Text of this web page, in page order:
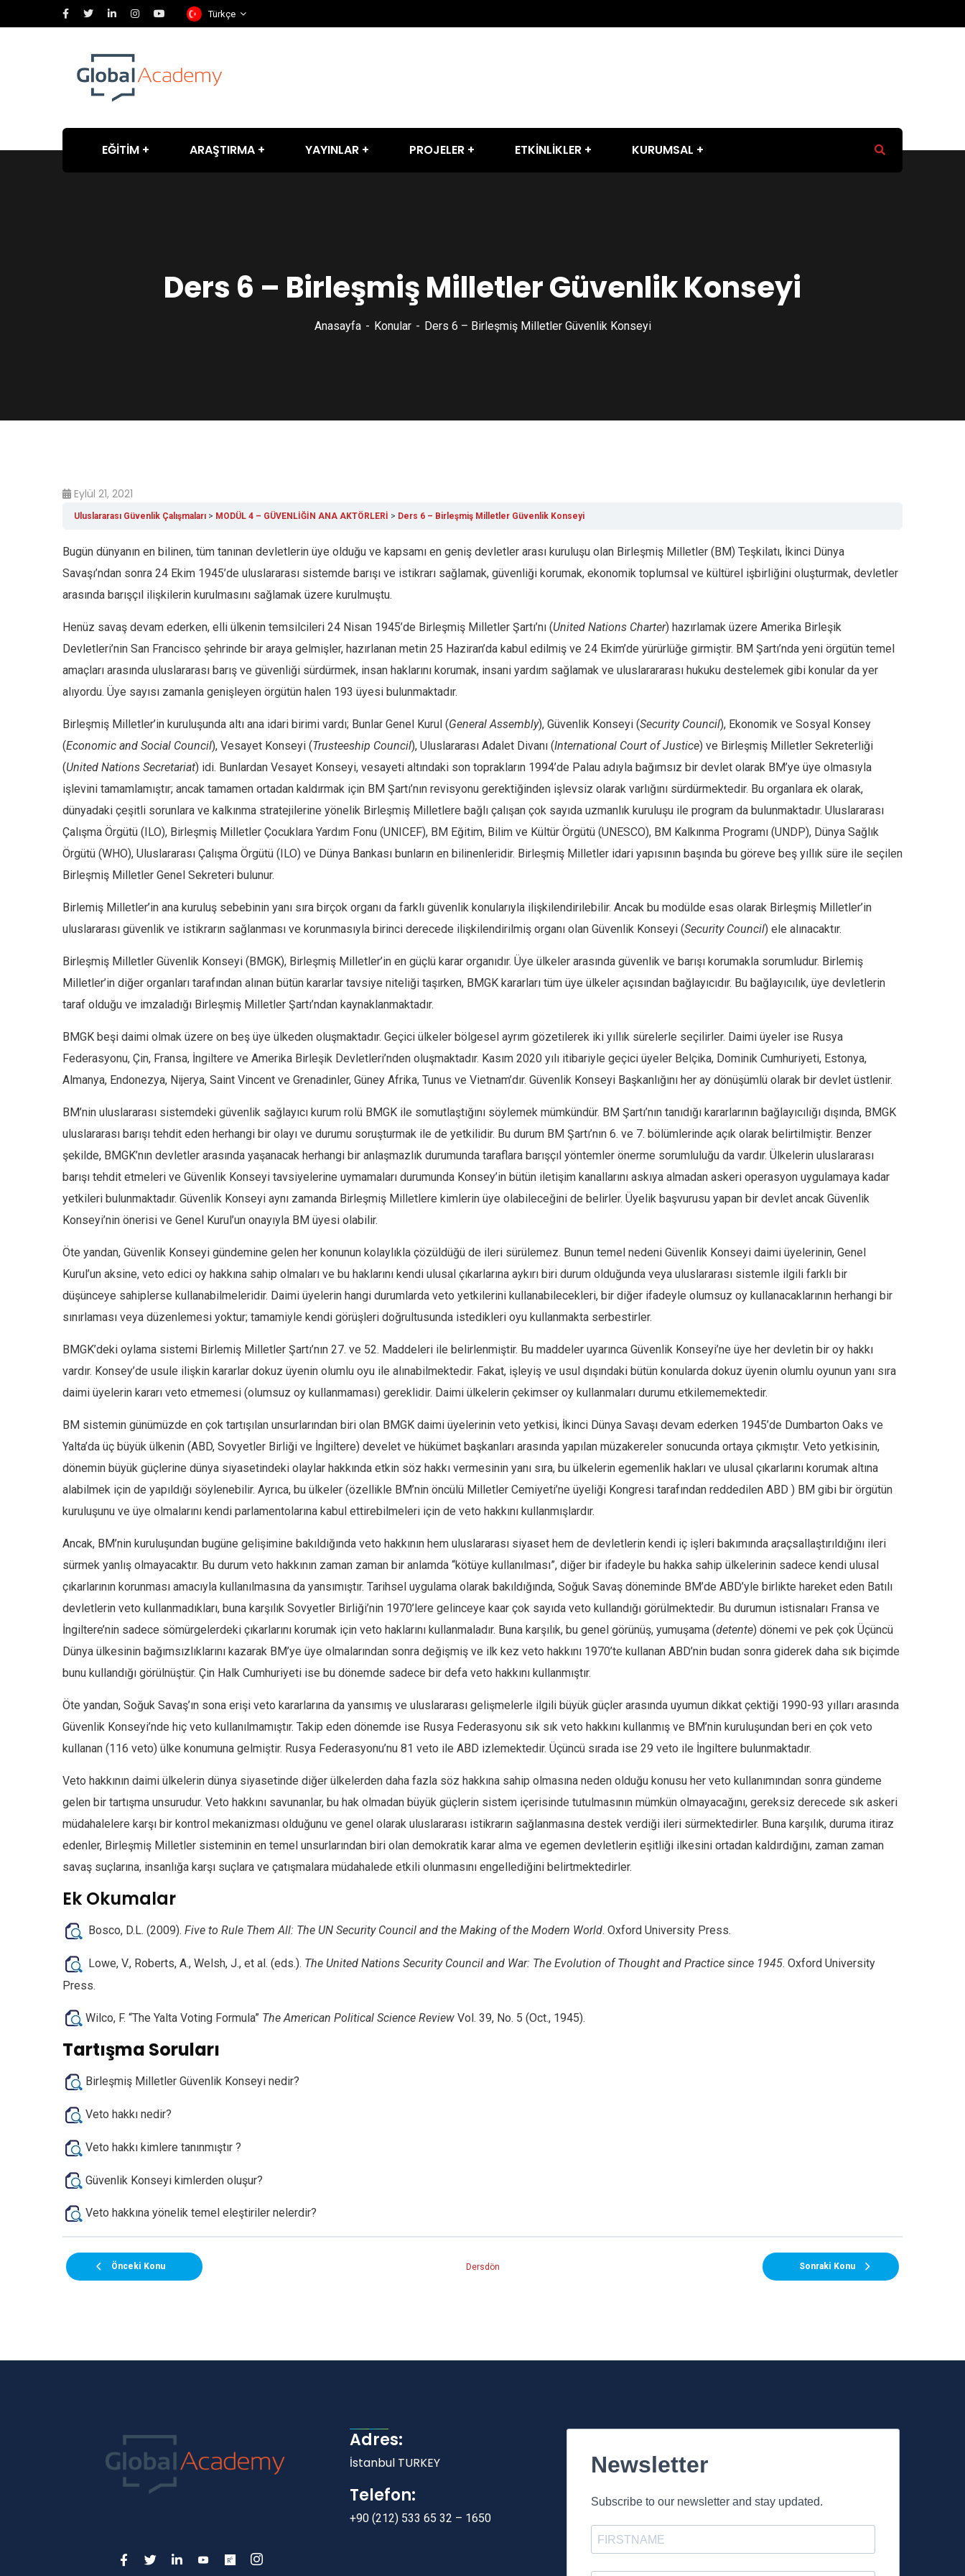
Türkçe
EĞİTİM ARAŞTIRMA YAYINLAR PROJELER ETKİNLİKLER KURUMSAL
Ders 6 – Birleşmiş Milletler Güvenlik Konseyi
Anasayfa Konular Ders 6 – Birleşmiş Milletler Güvenlik Konseyi
Eylül 21, 2021
Uluslararası Güvenlik Çalışmaları MODÜL 4 – GÜVENLİĞİN ANA AKTÖRLERİ Ders 6 – Birleşmiş Milletler Güvenlik Konseyi
Bugün dünyanın en bilinen, tüm tanınan devletlerin üye olduğu ve kapsamı en geniş devletler arası kuruluşu olan Birleşmiş Milletler (BM) Teşkilatı, İkinci Dünya
Savaşı’ndan sonra 24 Ekim 1945’de uluslararası sistemde barışı ve istikrarı sağlamak, güvenliği korumak, ekonomik toplumsal ve kültürel işbirliğini oluşturmak, devletler
arasında barışçıl ilişkilerin kurulmasını sağlamak üzere kurulmuştu.
Henüz savaş devam ederken, elli ülkenin temsilcileri 24 Nisan 1945’de Birleşmiş Milletler Şartı’nı (United Nations Charter) hazırlamak üzere Amerika Birleşik
Devletleri’nin San Francisco şehrinde bir araya gelmişler, hazırlanan metin 25 Haziran’da kabul edilmiş ve 24 Ekim’de yürürlüğe girmiştir. BM Şartı’nda yeni örgütün temel
amaçları arasında uluslararası barış ve güvenliği sürdürmek, insan haklarını korumak, insani yardım sağlamak ve uluslarararası hukuku destelemek gibi konular da yer
alıyordu. Üye sayısı zamanla genişleyen örgütün halen 193 üyesi bulunmaktadır.
Birleşmiş Milletler’in kuruluşunda altı ana idari birimi vardı; Bunlar Genel Kurul (General Assembly), Güvenlik Konseyi (Security Council), Ekonomik ve Sosyal Konsey
(Economic and Social Council), Vesayet Konseyi (Trusteeship Council), Uluslararası Adalet Divanı (International Court of Justice) ve Birleşmiş Milletler Sekreterliği
(United Nations Secretariat) idi. Bunlardan Vesayet Konseyi, vesayeti altındaki son toprakların 1994’de Palau adıyla bağımsız bir devlet olarak BM’ye üye olmasıyla
işlevini tamamlamıştır; ancak tamamen ortadan kaldırmak için BM Şartı’nın revisyonu gerektiğinden işlevsiz olarak varlığını sürdürmektedir. Bu organlara ek olarak,
dünyadaki çeşitli sorunlara ve kalkınma stratejilerine yönelik Birleşmiş Milletlere bağlı çalışan çok sayıda uzmanlık kuruluşu ile program da bulunmaktadır. Uluslararası
Çalışma Örgütü (ILO), Birleşmiş Milletler Çocuklara Yardım Fonu (UNICEF), BM Eğitim, Bilim ve Kültür Örgütü (UNESCO), BM Kalkınma Programı (UNDP), Dünya Sağlık
Örgütü (WHO), Uluslararası Çalışma Örgütü (ILO) ve Dünya Bankası bunların en bilinenleridir. Birleşmiş Milletler idari yapısının başında bu göreve beş yıllık süre ile seçilen
Birleşmiş Milletler Genel Sekreteri bulunur.
Birlemiş Milletler’in ana kuruluş sebebinin yanı sıra birçok organı da farklı güvenlik konularıyla ilişkilendirilebilir. Ancak bu modülde esas olarak Birleşmiş Milletler’in
uluslararası güvenlik ve istikrarın sağlanması ve korunmasıyla birinci derecede ilişkilendirilmiş organı olan Güvenlik Konseyi (Security Council) ele alınacaktır.
Birleşmiş Milletler Güvenlik Konseyi (BMGK), Birleşmiş Milletler’in en güçlü karar organıdır. Üye ülkeler arasında güvenlik ve barışı korumakla sorumludur. Birlemiş
Milletler’in diğer organları tarafından alınan bütün kararlar tavsiye niteliği taşırken, BMGK kararları tüm üye ülkeler açısından bağlayıcıdır. Bu bağlayıcılık, üye devletlerin
taraf olduğu ve imzaladığı Birleşmiş Milletler Şartı’ndan kaynaklanmaktadır.
BMGK beşi daimi olmak üzere on beş üye ülkeden oluşmaktadır. Geçici ülkeler bölgesel ayrım gözetilerek iki yıllık sürelerle seçilirler. Daimi üyeler ise Rusya
Federasyonu, Çin, Fransa, İngiltere ve Amerika Birleşik Devletleri’nden oluşmaktadır. Kasım 2020 yılı itibariyle geçici üyeler Belçika, Dominik Cumhuriyeti, Estonya,
Almanya, Endonezya, Nijerya, Saint Vincent ve Grenadinler, Güney Afrika, Tunus ve Vietnam’dır. Güvenlik Konseyi Başkanlığını her ay dönüşümlü olarak bir devlet üstlenir.
BM’nin uluslararası sistemdeki güvenlik sağlayıcı kurum rolü BMGK ile somutlaştığını söylemek mümkündür. BM Şartı’nın tanıdığı kararlarının bağlayıcılığı dışında, BMGK
uluslararası barışı tehdit eden herhangi bir olayı ve durumu soruşturmak ile de yetkilidir. Bu durum BM Şartı’nın 6. ve 7. bölümlerinde açık olarak belirtilmiştir. Benzer
şekilde, BMGK’nın devletler arasında yaşanacak herhangi bir anlaşmazlık durumunda taraflara barışçıl yöntemler önerme sorumluluğu da vardır. Ülkelerin uluslararası
barışı tehdit etmeleri ve Güvenlik Konseyi tavsiyelerine uymamaları durumunda Konsey’in bütün iletişim kanallarını askıya almadan askeri operasyon uygulamaya kadar
yetkileri bulunmaktadır. Güvenlik Konseyi aynı zamanda Birleşmiş Milletlere kimlerin üye olabileceğini de belirler. Üyelik başvurusu yapan bir devlet ancak Güvenlik
Konseyi’nin önerisi ve Genel Kurul’un onayıyla BM üyesi olabilir.
Öte yandan, Güvenlik Konseyi gündemine gelen her konunun kolaylıkla çözüldüğü de ileri sürülemez. Bunun temel nedeni Güvenlik Konseyi daimi üyelerinin, Genel
Kurul’un aksine, veto edici oy hakkına sahip olmaları ve bu haklarını kendi ulusal çıkarlarına aykırı biri durum olduğunda veya uluslararası sistemle ilgili farklı bir
düşünceye sahiplerse kullanabilmeleridir. Daimi üyelerin hangi durumlarda veto yetkilerini kullanabilecekleri, bir diğer ifadeyle olumsuz oy kullanacaklarının herhangi bir
sınırlaması veya düzenlemesi yoktur; tamamiyle kendi görüşleri doğrultusunda istedikleri oyu kullanmakta serbestirler.
BMGK’deki oylama sistemi Birlemiş Milletler Şartı’nın 27. ve 52. Maddeleri ile belirlenmiştir. Bu maddeler uyarınca Güvenlik Konseyi’ne üye her devletin bir oy hakkı
vardır. Konsey’de usule ilişkin kararlar dokuz üyenin olumlu oyu ile alınabilmektedir. Fakat, işleyiş ve usul dışındaki bütün konularda dokuz üyenin olumlu oyunun yanı sıra
daimi üyelerin kararı veto etmemesi (olumsuz oy kullanmaması) gereklidir. Daimi ülkelerin çekimser oy kullanmaları durumu etkilememektedir.
BM sistemin günümüzde en çok tartışılan unsurlarından biri olan BMGK daimi üyelerinin veto yetkisi, İkinci Dünya Savaşı devam ederken 1945’de Dumbarton Oaks ve
Yalta’da üç büyük ülkenin (ABD, Sovyetler Birliği ve İngiltere) develet ve hükümet başkanları arasında yapılan müzakereler sonucunda ortaya çıkmıştır. Veto yetkisinin,
dönemin büyük güçlerine dünya siyasetindeki olaylar hakkında etkin söz hakkı vermesinin yanı sıra, bu ülkelerin egemenlik hakları ve ulusal çıkarlarını korumak altına
alabilmek için de yapıldığı söylenebilir. Ayrıca, bu ülkeler (özellikle BM’nin öncülü Milletler Cemiyeti’ne üyeliği Kongresi tarafından reddedilen ABD ) BM gibi bir örgütün
kuruluşunu ve üye olmalarını kendi parlamentolarına kabul ettirebilmeleri için de veto hakkını kullanmışlardır.
Ancak, BM’nin kuruluşundan bugüne gelişimine bakıldığında veto hakkının hem uluslararası siyaset hem de devletlerin kendi iç işleri bakımında araçsallaştırıldığını ileri
sürmek yanlış olmayacaktır. Bu durum veto hakkının zaman zaman bir anlamda “kötüye kullanılması”, diğer bir ifadeyle bu hakka sahip ülkelerinin sadece kendi ulusal
çıkarlarının korunması amacıyla kullanılmasına da yansımıştır. Tarihsel uygulama olarak bakıldığında, Soğuk Savaş döneminde BM’de ABD’yle birlikte hareket eden Batılı
devletlerin veto kullanmadıkları, buna karşılık Sovyetler Birliği’nin 1970’lere gelinceye kaar çok sayıda veto kullandığı görülmektedir. Bu durumun istisnaları Fransa ve
İngiltere’nin sadece sömürgelerdeki çıkarlarını korumak için veto haklarını kullanmaladır. Buna karşılık, bu genel görünüş, yumuşama (detente) dönemi ve pek çok Üçüncü
Dünya ülkesinin bağımsızlıklarını kazarak BM’ye üye olmalarından sonra değişmiş ve ilk kez veto hakkını 1970’te kullanan ABD’nin budan sonra giderek daha sık biçimde
bunu kullandığı görülnüştür. Çin Halk Cumhuriyeti ise bu dönemde sadece bir defa veto hakkını kullanmıştır.
Öte yandan, Soğuk Savaş’ın sona erişi veto kararlarına da yansımış ve uluslararası gelişmelerle ilgili büyük güçler arasında uyumun dikkat çektiği 1990-93 yılları arasında
Güvenlik Konseyi’nde hiç veto kullanılmamıştır. Takip eden dönemde ise Rusya Federasyonu sık sık veto hakkını kullanmış ve BM’nin kuruluşundan beri en çok veto
kullanan (116 veto) ülke konumuna gelmiştir. Rusya Federasyonu’nu 81 veto ile ABD izlemektedir. Üçüncü sırada ise 29 veto ile İngiltere bulunmaktadır.
Veto hakkının daimi ülkelerin dünya siyasetinde diğer ülkelerden daha fazla söz hakkına sahip olmasına neden olduğu konusu her veto kullanımından sonra gündeme
gelen bir tartışma unsurudur. Veto hakkını savunanlar, bu hak olmadan büyük güçlerin sistem içerisinde tutulmasının mümkün olmayacağını, gereksiz derecede sık askeri
müdahalelere karşı bir kontrol mekanizması olduğunu ve genel olarak uluslararası istikrarın sağlanmasına destek verdiği ileri sürmektedirler. Buna karşılık, duruma itiraz
edenler, Birleşmiş Milletler sisteminin en temel unsurlarından biri olan demokratik karar alma ve egemen devletlerin eşitliği ilkesini ortadan kaldırdığını, zaman zaman
savaş suçlarına, insanlığa karşı suçlara ve çatışmalara müdahalede etkili olunmasını engellediğini belirtmektedirler.
Ek Okumalar
Bosco, D.L. (2009). Five to Rule Them All: The UN Security Council and the Making of the Modern World. Oxford University Press.
Lowe, V., Roberts, A., Welsh, J., et al. (eds.). The United Nations Security Council and War: The Evolution of Thought and Practice since 1945. Oxford University
Press.
Wilco, F. “The Yalta Voting Formula” The American Political Science Review Vol. 39, No. 5 (Oct., 1945).
Tartışma Soruları
Birleşmiş Milletler Güvenlik Konseyi nedir?
Veto hakkı nedir?
Veto hakkı kimlere tanınmıştır ?
Güvenlik Konseyi kimlerden oluşur?
Veto hakkına yönelik temel eleştiriler nelerdir?
Önceki Konu Dersdön Sonraki Konu
Adres:
İstanbul TURKEY
Telefon:
+90 (212) 533 65 32 – 1650
Newsletter
Subscribe to our newsletter and stay updated.